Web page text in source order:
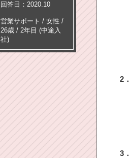
回答日：2020.10
営業サポート / 女性 /
26歳 / 2年目 (中途入
社)
2．
3．